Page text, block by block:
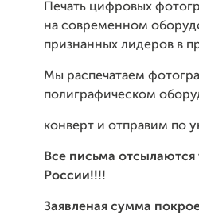
Печать цифровых
на современном
признанных лидеров в
Мы распечатаем
полиграфическом
конверт и отправим по
Все письма
России!!!!
Заявленая сумма